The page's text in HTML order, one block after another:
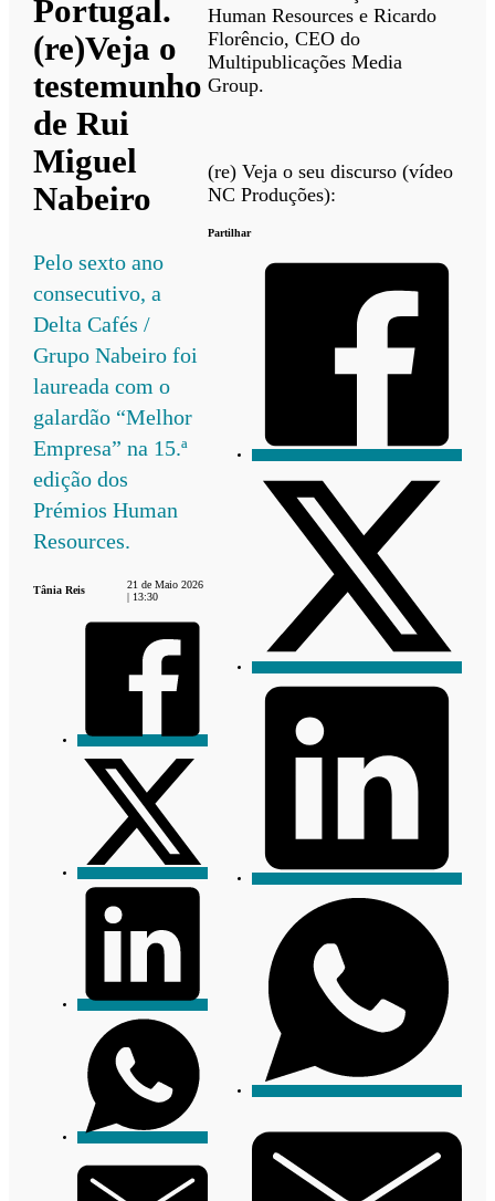
Portugal.
(re)Veja o
testemunho
de Rui
Miguel
Nabeiro
Pelo sexto ano
consecutivo, a
Delta Cafés /
Grupo Nabeiro foi
laureada com o
galardão “Melhor
Empresa” na 15.ª
edição dos
Prémios Human
Resources.
Tânia Reis
21 de Maio 2026
| 13:30
Human Resources e Ricardo
Florêncio, CEO do
Multipublicações Media
Group.
(re) Veja o seu discurso (vídeo
NC Produções):
Partilhar